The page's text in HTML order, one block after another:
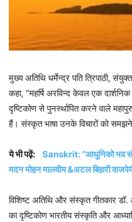
मुख्य अतिथि धर्मेन्द्र पति त्रिपाठी,
कहा, “महर्षि अरविन्द केवल एक
दृष्टिकोण से पुनर्स्थापित करने वाले
हैं। संस्कृत भाषा उनके विचारों को समझने
ये भी पढ़ें: Sanskrit: “आधुनिको भव
मदन मोहन मालवीय &अटल बिहारी
विशिष्ट अतिथि और संस्कृत गीतकार डॉ.
का दृष्टिकोण भारतीय संस्कृति और